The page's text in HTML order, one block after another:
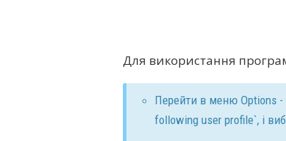
Для використання
Перейти в меню Options -
following user profile`, і